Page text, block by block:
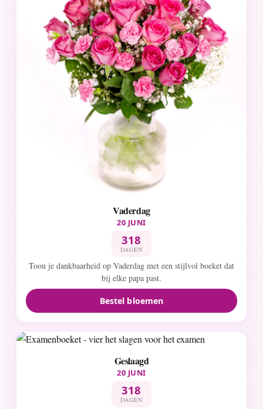
Vaderdag
20 JUNI
318
DAGEN
Toon je dankbaarheid op Vaderdag met een stijlvol boeket dat
bij elke papa past.
Bestel bloemen
Geslaagd
20 JUNI
318
DAGEN